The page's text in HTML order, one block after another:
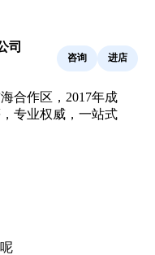
司
咨询 进店
合作区，2017年成
专业权威，一站式